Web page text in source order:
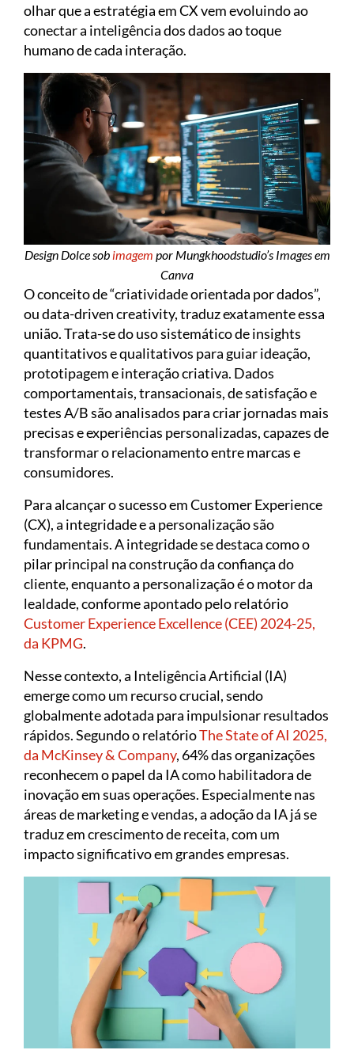
olhar que a estratégia em CX vem evoluindo ao
conectar a inteligência dos dados ao toque
humano de cada interação.
Design Dolce sob imagem por Mungkhoodstudio’s Images em
Canva
O conceito de “criatividade orientada por dados”,
ou data-driven creativity, traduz exatamente essa
união. Trata-se do uso sistemático de insights
quantitativos e qualitativos para guiar ideação,
prototipagem e interação criativa. Dados
comportamentais, transacionais, de satisfação e
testes A/B são analisados para criar jornadas mais
precisas e experiências personalizadas, capazes de
transformar o relacionamento entre marcas e
consumidores.
Para alcançar o sucesso em Customer Experience
(CX), a integridade e a personalização são
fundamentais. A integridade se destaca como o
pilar principal na construção da confiança do
cliente, enquanto a personalização é o motor da
lealdade, conforme apontado pelo relatório
Customer Experience Excellence (CEE) 2024-25,
da KPMG.
Nesse contexto, a Inteligência Artificial (IA)
emerge como um recurso crucial, sendo
globalmente adotada para impulsionar resultados
rápidos. Segundo o relatórioThe State of AI 2025,
da McKinsey & Company, 64% das organizações
reconhecem o papel da IA como habilitadora de
inovação em suas operações. Especialmente nas
áreas de marketing e vendas, a adoção da IA já se
traduz em crescimento de receita, com um
impacto significativo em grandes empresas.